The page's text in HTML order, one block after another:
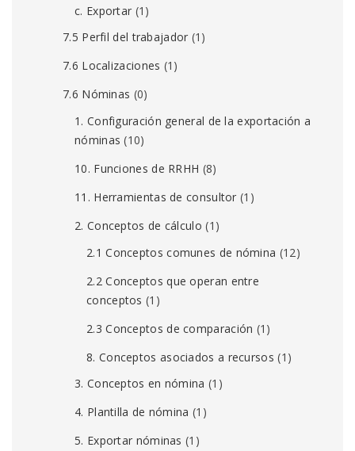
c. Exportar (1)
7.5 Perfil del trabajador (1)
7.6 Localizaciones (1)
7.6 Nóminas (0)
1. Configuración general de la exportación a
nóminas (10)
10. Funciones de RRHH (8)
11. Herramientas de consultor (1)
2. Conceptos de cálculo (1)
2.1 Conceptos comunes de nómina (12)
2.2 Conceptos que operan entre
conceptos (1)
2.3 Conceptos de comparación (1)
8. Conceptos asociados a recursos (1)
3. Conceptos en nómina (1)
4. Plantilla de nómina (1)
5. Exportar nóminas (1)